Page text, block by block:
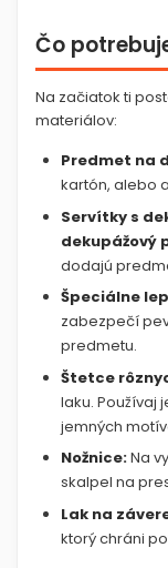
Čo
Na začiatok ti
materiálov:
Predmet na
kartón, alebo
Servítky s
dekupážový
dodajú
Špeciálne
zabezpečí
predmetu.
Štetce
laku. Používaj
jemných
Nožnice:Na
skalpel na
Lak na
ktorý chráni